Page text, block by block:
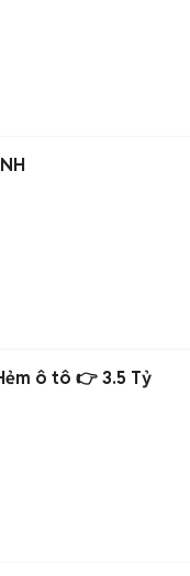
ô tô 👉 3.5 Tỷ